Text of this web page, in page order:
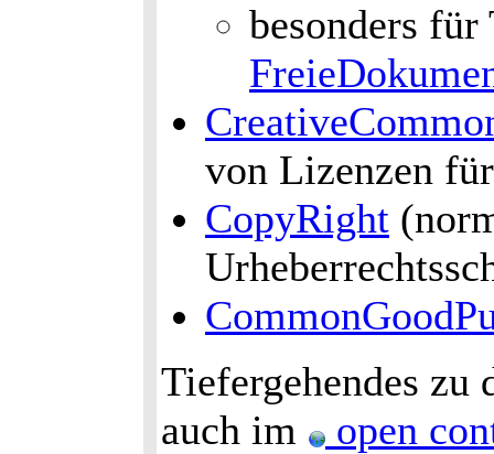
besonders
von Lizenzen
CopyRight
Tiefergehendes zu
auch im
open